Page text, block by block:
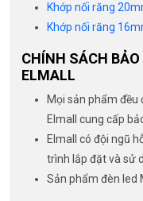
Khớp nối răng
Khớp nối răng
CHÍNH SÁCH
ELMALL
Mọi sản phẩm
Elmall cung cấp
Elmall có đội ngũ
trình lắp đặt và sử
Sản phẩm đèn led